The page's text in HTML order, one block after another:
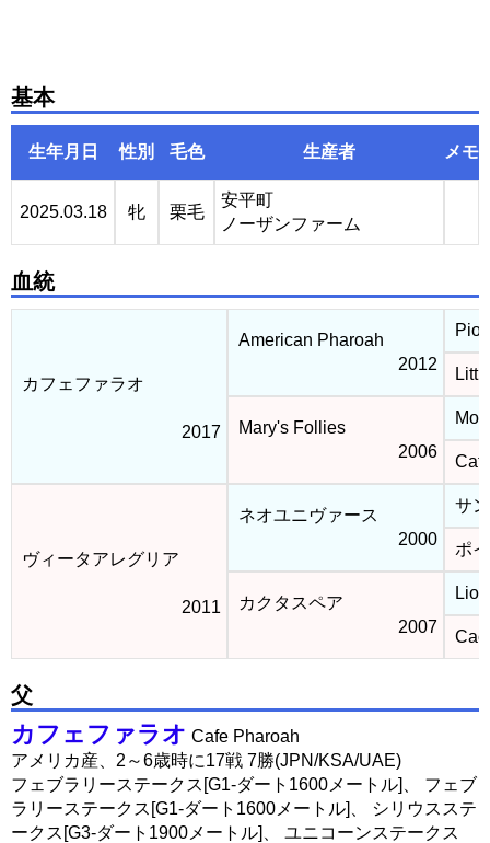
基本
生年月日 性別 毛色 生産者 メモ
2025.03.18 牝 栗毛
安平町
ノーザンファーム
血統
カフェファラオ
2017
American Pharoah
2012
Mary's Follies
2006
ヴィータアレグリア
2011
ネオユニヴァース
2000
サ
ポ
カクタスペア
2007
父
カフェファラオ Cafe Pharoah
アメリカ産、2～6歳時に17戦 7勝(JPN/KSA/UAE)
フェブラリーステークス[G1-ダート1600メートル]、 フェブ
ラリーステークス[G1-ダート1600メートル]、 シリウスステ
ークス[G3-ダート1900メートル]、 ユニコーンステークス